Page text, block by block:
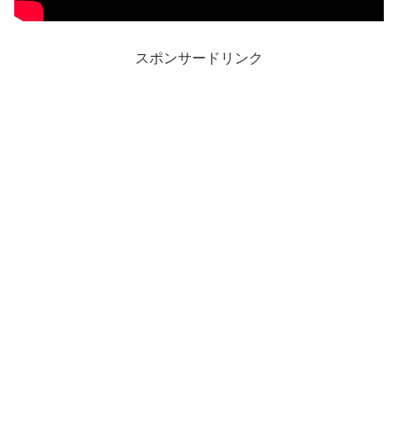
スポンサードリンク